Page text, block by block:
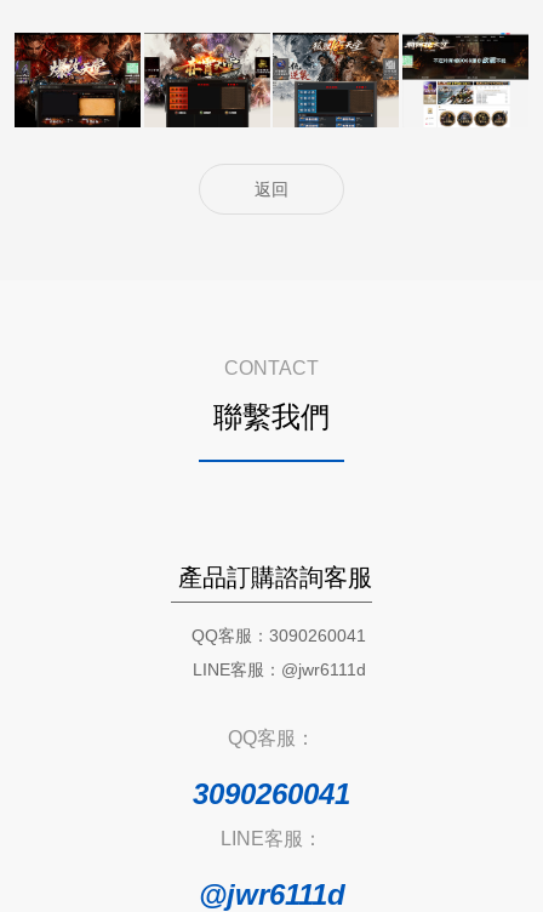
5000客戶展示案
例15
5000客戶展示案
例14
5000客戶展示案
例13
15000客戶展示
案例6
返回
CONTACT
聯繫我們
產品訂購諮詢客服
QQ客服：3090260041
LINE客服：@jwr6111d
QQ客服：
3090260041
LINE客服：
@jwr6111d